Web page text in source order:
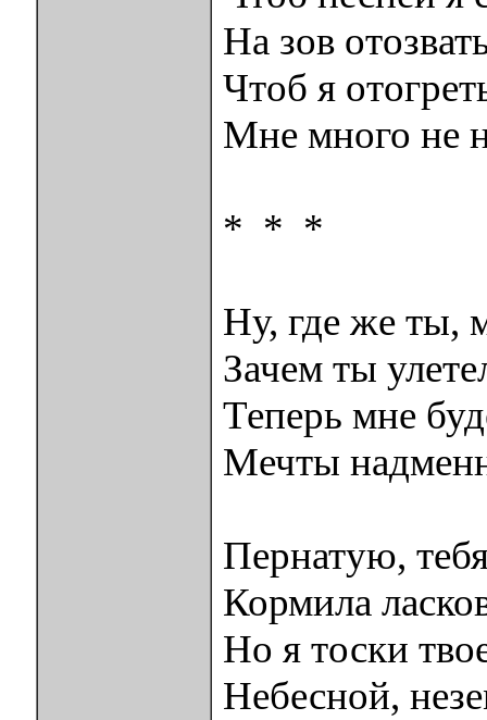
На зов
Чтоб я
Мне много не
* * *
Ну, где же ты,
Зачем ты
Теперь мне
Мечты
Пернатую,
Кормила
Но я тоски
Небесной,